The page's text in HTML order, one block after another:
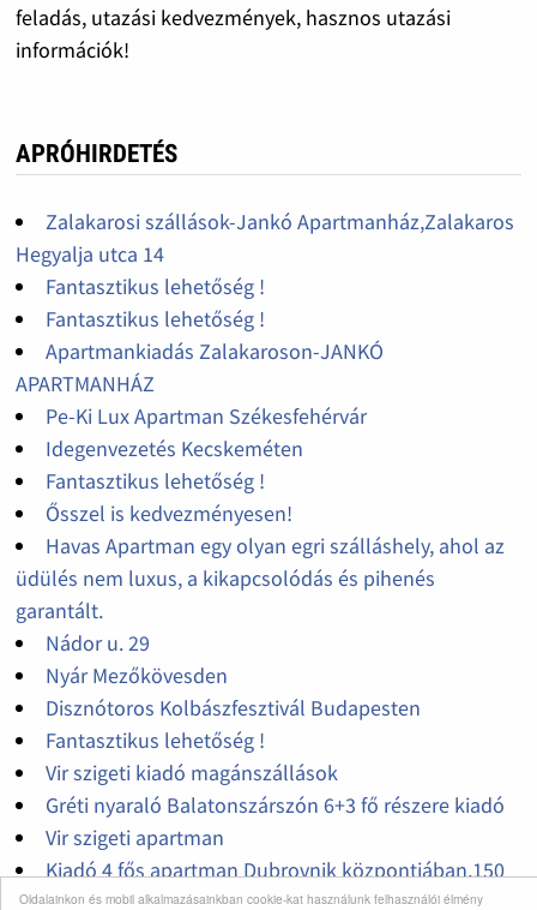
Oldalainkon és mobil alkalmazásainkban cookie-kat használunk felhasználói élmény
feladás, utazási kedvezmények, hasznos utazási
információk!
APRÓHIRDETÉS
Zalakarosi szállások-Jankó Apartmanház,Zalakaros
Hegyalja utca 14
Fantasztikus lehetőség !
Fantasztikus lehetőség !
Apartmankiadás Zalakaroson-JANKÓ
APARTMANHÁZ
Pe-Ki Lux Apartman Székesfehérvár
Idegenvezetés Kecskeméten
Fantasztikus lehetőség !
Ősszel is kedvezményesen!
Havas Apartman egy olyan egri szálláshely, ahol az
üdülés nem luxus, a kikapcsolódás és pihenés
garantált.
Nádor u. 29
Nyár Mezőkövesden
Disznótoros Kolbászfesztivál Budapesten
Fantasztikus lehetőség !
Vir szigeti kiadó magánszállások
Gréti nyaraló Balatonszárszón 6+3 fő részere kiadó
Vir szigeti apartman
Kiadó 4 fős apartman Dubrovnik központjában,150
méterre a strandtól